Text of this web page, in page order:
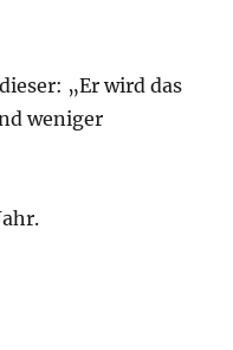
„Er wird das
weniger
aufgrund von